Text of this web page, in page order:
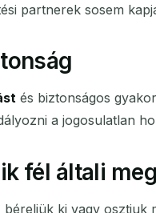
partnerek sosem
és biztonságos
a jogosulatlan
fél általi
béreljük ki vagy osztjuk